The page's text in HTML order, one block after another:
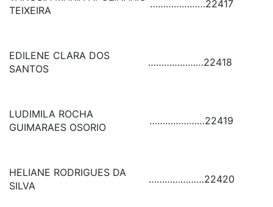
TEIXEIRA
…………………22417
EDILENE CLARA DOS
SANTOS
…………………22418
LUDIMILA ROCHA
GUIMARAES OSORIO
…………………22419
HELIANE RODRIGUES DA
SILVA
…………………22420